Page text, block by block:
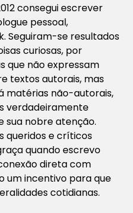
consegui escrever
pessoal,
Seguiram-se resultados
curiosas, por
que não expressam
textos autorais, mas
matérias não-autorais,
verdadeiramente
sua nobre atenção.
queridos e críticos
quando escrevo
direta com
um incentivo para que
cotidianas.